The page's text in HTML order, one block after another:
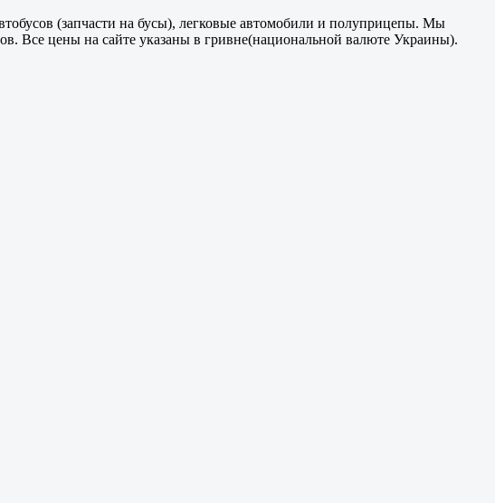
(запчасти на бусы), легковые автомобили и полуприцепы. Мы
Все цены на сайте указаны в гривне(национальной валюте Украины).